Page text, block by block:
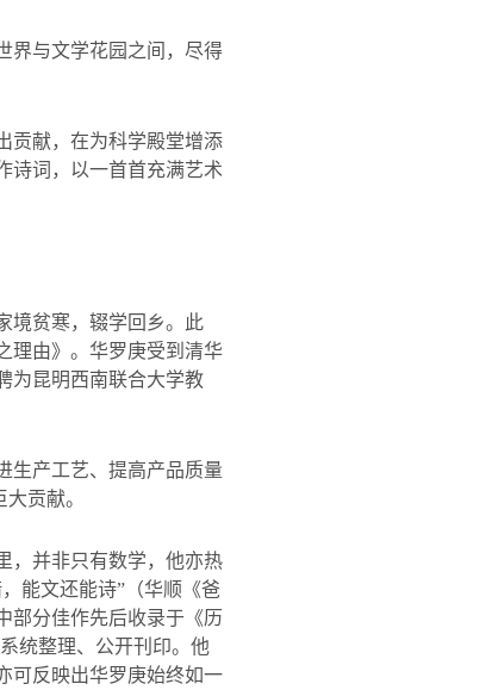
界与文学花园之间，尽得
贡献，在为科学殿堂增添
诗词，以一首首充满艺术
境贫寒，辍学回乡。此
理由》。华罗庚受到清华
为昆明西南联合大学教
生产工艺、提高产品质量
贡献。
，并非只有数学，他亦热
能文还能诗” （华顺《爸
部分佳作先后收录于《历
统整理、公开刊印。他
可反映出华罗庚始终如一